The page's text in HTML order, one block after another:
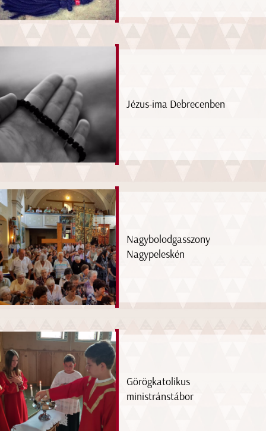
Jézus-ima Debrecenben
Nagybolodgasszony
Nagypeleskén
Görögkatolikus
ministránstábor